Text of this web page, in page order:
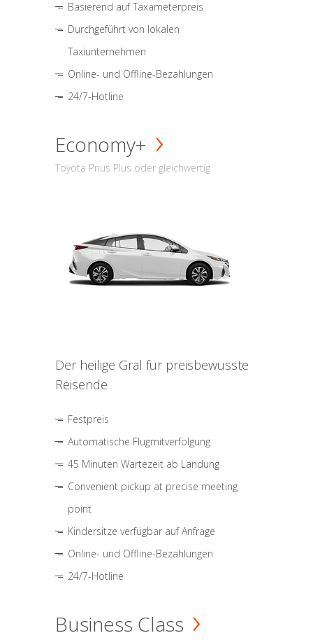
Basierend auf Taxameterpreis
Durchgeführt von lokalen
Taxiunternehmen
Online- und Offline-Bezahlungen
24/7-Hotline
Economy+
Toyota Prius Plus oder gleichwertig
Der heilige Gral für preisbewusste
Reisende
Festpreis
Automatische Flugmitverfolgung
45 Minuten Wartezeit ab Landung
Convenient pickup at precise meeting
point
Kindersitze verfügbar auf Anfrage
Online- und Offline-Bezahlungen
24/7-Hotline
Business Class